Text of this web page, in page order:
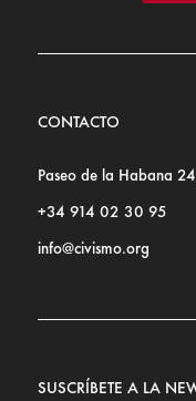
CONTACTO
Paseo de la Habana
+34 914 02 30 95
info@civismo.org
SUSCRÍBETE A LA